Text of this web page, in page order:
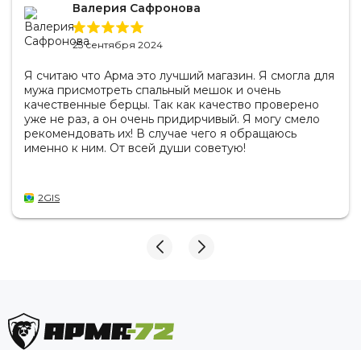
Валерия Сафронова
25 сентября 2024
Я считаю что Арма это лучший магазин. Я смогла для
мужа присмотреть спальный мешок и очень
качественные берцы. Так как качество проверено
уже не раз, а он очень придирчивый. Я могу смело
рекомендовать их! В случае чего я обращаюсь
именно к ним. От всей души советую!
2GIS